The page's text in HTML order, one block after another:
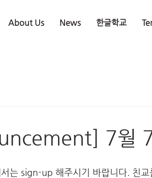
About Us News 한글학교
7월
서는 sign-up 해주시기 바랍니다. 친교